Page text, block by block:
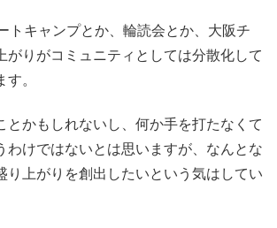
トキャンプとか、輪読会とか、大阪チ
がりがコミュニティとしては分散化して
。
とかもしれないし、何か手を打たなくて
わけではないとは思いますが、なんとな
り上がりを創出したいという気はしてい